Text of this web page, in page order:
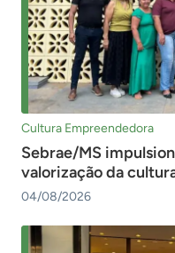
Cultura Empreendedora
Sebrae/MS
valorização da
04/08/2026